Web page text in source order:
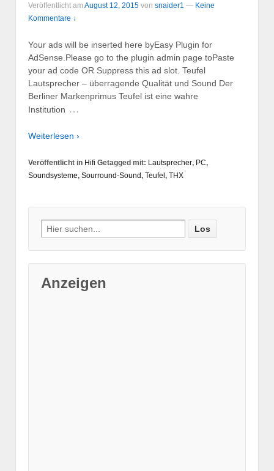
Veröffentlicht am August 12, 2015 von snaider1 — Keine
Kommentare ↓
Your ads will be inserted here byEasy Plugin for
AdSense.Please go to the plugin admin page toPaste
your ad code OR Suppress this ad slot. Teufel
Lautsprecher – überragende Qualität und Sound Der
Berliner Markenprimus Teufel ist eine wahre
Institution …
Weiterlesen ›
Veröffentlicht in Hifi Getagged mit: Lautsprecher, PC,
Soundsysteme, Sourround-Sound, Teufel, THX
Suche nach:
Anzeigen